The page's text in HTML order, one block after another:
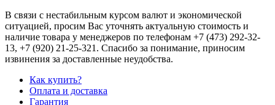
В связи с нестабильным курсом валют и экономической
ситуацией, просим Вас уточнять актуальную стоимость и
наличие товара у менеджеров по телефонам +7 (473) 292-32-
13, +7 (920) 21-25-321 . Спасибо за понимание, приносим
извинения за доставленные неудобства.
Как купить?
Оплата и доставка
Гарантия